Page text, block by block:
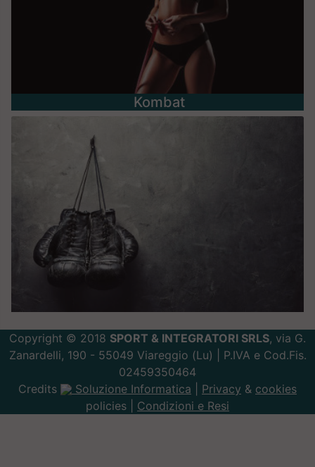
Kombat
Copyright © 2018 SPORT & INTEGRATORI SRLS, via G.
Zanardelli, 190 - 55049 Viareggio (Lu) | P.IVA e Cod.Fis.
02459350464
Credits
Soluzione Informatica Privacy & cookies
policies | Condizioni e Resi